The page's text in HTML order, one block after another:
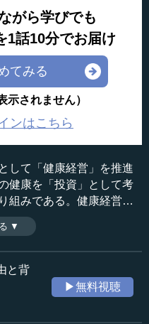
がら学びでも
1話10分でお届け
てみる
示されません）
ンはこちら
して「健康経営」を推進
健康を「投資」として考
組みである。健康経営は
日本で注目されるように
あるのか。（2021年7月
ンタラクティブセミナー
業ブランディングの枠組
話）
▼
と背
▶無料視聴